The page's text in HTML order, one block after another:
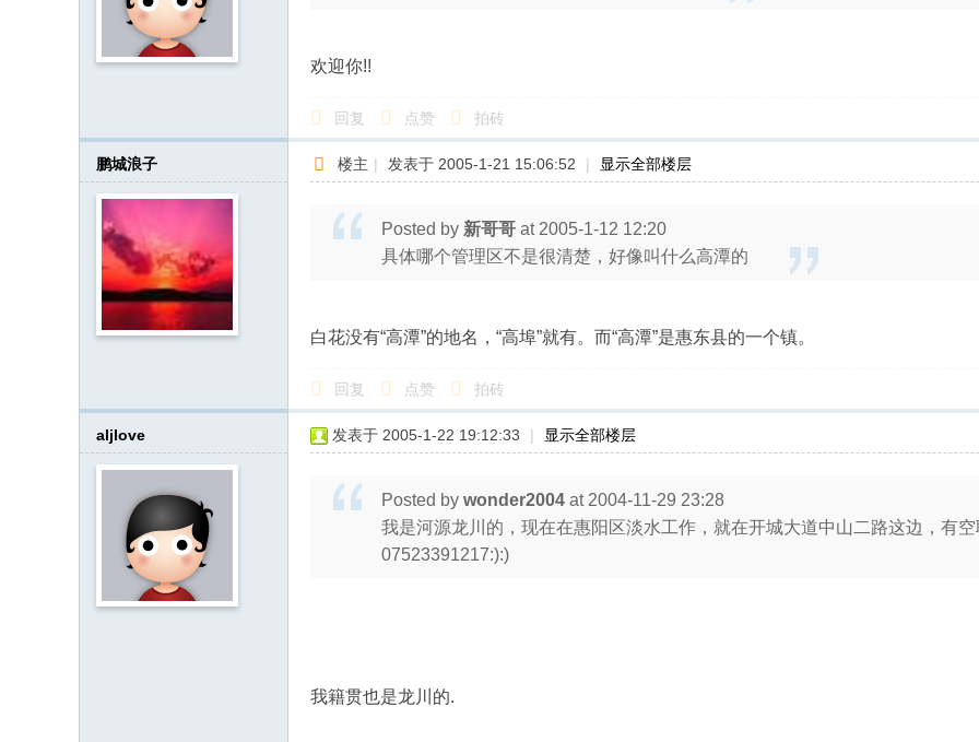
欢迎你!!
回复 点赞 拍砖
鹏城浪子 楼主 | 发表于 2005-1-21 15:06:52 | 显示全部楼层
Posted by 新哥哥 at 2005-1-12 12:20
具体哪个管理区不是很清楚，好像叫什么高潭的
白花没有“高潭”的地名，“高埠”就有。而“高潭”是惠东县的一个镇。
回复 点赞 拍砖
aljlove 发表于 2005-1-22 19:12:33 | 显示全部楼层
Posted by wonder2004 at 2004-11-29 23:28
我是河源龙川的，现在在惠阳区淡水工作，就在开城大道中山二路这边，有
07523391217:):)
我籍贯也是龙川的.